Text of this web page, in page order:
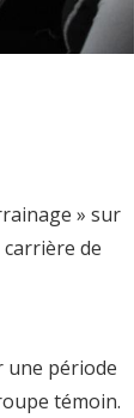
» sur
de
une période
témoin.